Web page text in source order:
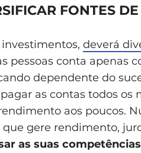
FONTES
deverá
pessoas conta apenas
dependente do
as contas todos os
aos poucos.
que gere rendimento,
as suas competências